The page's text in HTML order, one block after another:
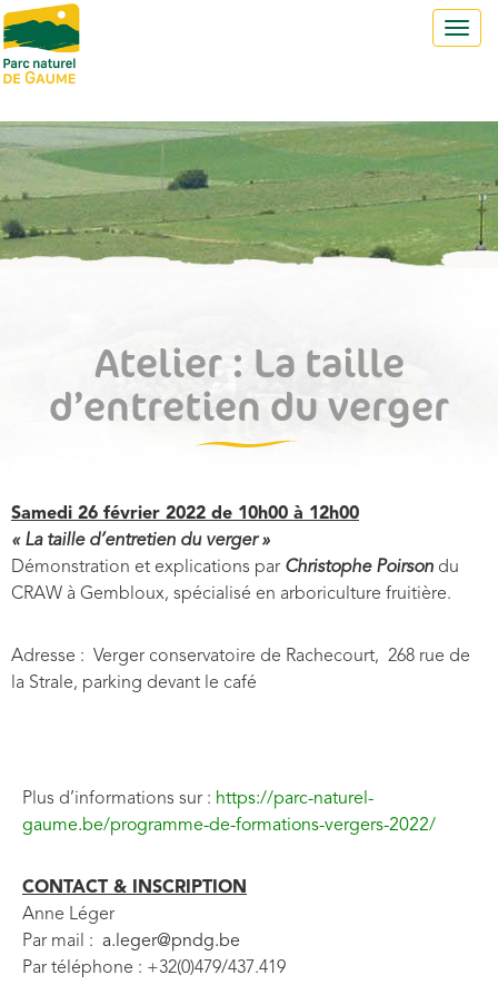
Atelier : La taille
d’entretien du verger
Samedi 26 février 2022 de 10h00 à 12h00
« La taille d’entretien du verger »
Démonstration et explications par Christophe Poirson du
CRAW à Gembloux, spécialisé en arboriculture fruitière.
Adresse : Verger conservatoire de Rachecourt, 268 rue de
la Strale, parking devant le café
Plus d’informations sur : https://parc-naturel-
gaume.be/programme-de-formations-vergers-2022/
CONTACT & INSCRIPTION
Anne Léger
Par mail : a.leger@pndg.be
Par téléphone : +32(0)479/437.419